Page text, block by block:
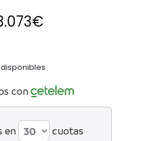
€
con
en cuotas